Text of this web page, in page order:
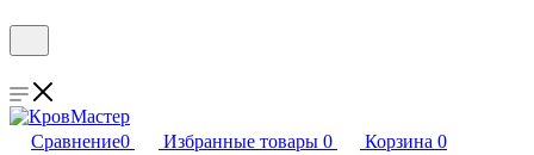
Сравнение0 Избранные товары 0 Корзина 0